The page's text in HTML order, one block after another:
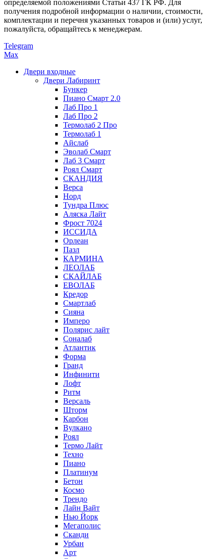
определяемой положениями Статьи 437 ГК РФ. Для
получения подробной информации о наличии, стоимости,
комплектации и перечня указанных товаров и (или) услуг,
пожалуйста, обращайтесь к менеджерам.
Telegram
Max
Двери входные
Двери Лабиринт
Бункер
Пиано Смарт 2.0
Лаб Про 1
Лаб Про 2
Термолаб 2 Про
Термолаб 1
Айслаб
Эволаб Смарт
Лаб 3 Смарт
Роял Смарт
СКАНДИЯ
Верса
Норд
Тундра Плюс
Аляска Лайт
Фрост 7024
ИССИДА
Орлеан
Пазл
КАРМИНА
ЛЕОЛАБ
СКАЙЛАБ
ЕВОЛАБ
Кредор
Смартлаб
Сияна
Имперо
Полярис лайт
Соналаб
Атлантик
Форма
Гранд
Инфинити
Лофт
Ритм
Версаль
Шторм
Карбон
Вулкано
Роял
Термо Лайт
Техно
Пиано
Платинум
Бетон
Космо
Трендо
Лайн Вайт
Нью Йорк
Мегаполис
Сканди
Урбан
Арт